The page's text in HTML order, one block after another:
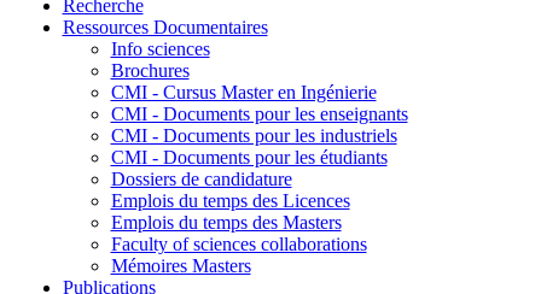
Recherche
Ressources Documentaires
Info sciences
Brochures
CMI - Cursus Master en Ingénierie
CMI - Documents pour les enseignants
CMI - Documents pour les industriels
CMI - Documents pour les étudiants
Dossiers de candidature
Emplois du temps des Licences
Emplois du temps des Masters
Faculty of sciences collaborations
Mémoires Masters
Publications